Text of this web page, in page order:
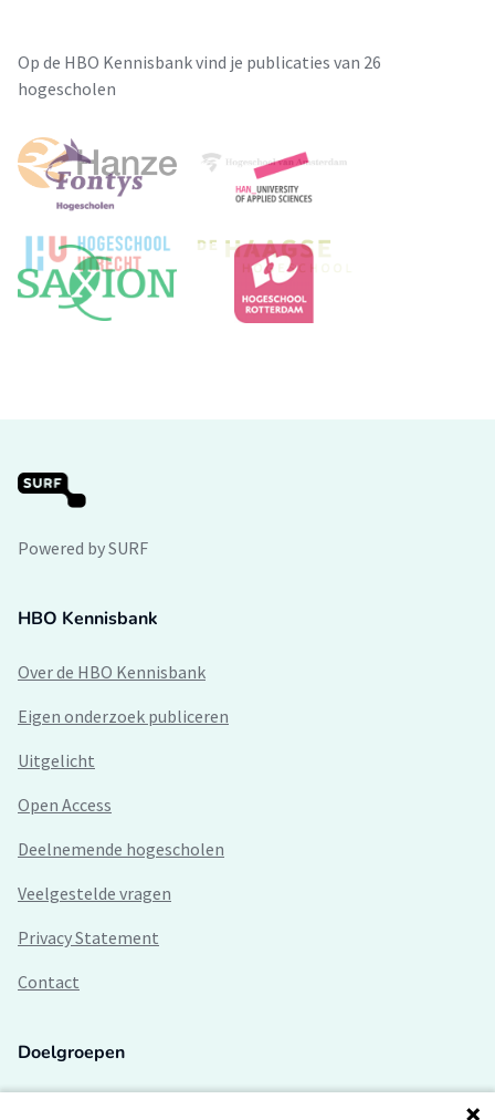
Op de HBO Kennisbank vind je publicaties van 26
hogescholen
Powered by SURF
HBO Kennisbank
Over de HBO Kennisbank
Eigen onderzoek publiceren
Uitgelicht
Open Access
Deelnemende hogescholen
Veelgestelde vragen
Privacy Statement
Contact
Doelgroepen